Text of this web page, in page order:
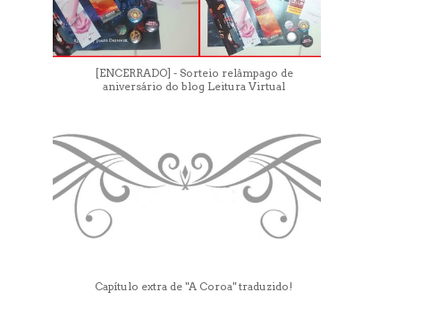
[ENCERRADO] - Sorteio relâmpago de
aniversário do blog Leitura Virtual
Capítulo extra de "A Coroa" traduzido!